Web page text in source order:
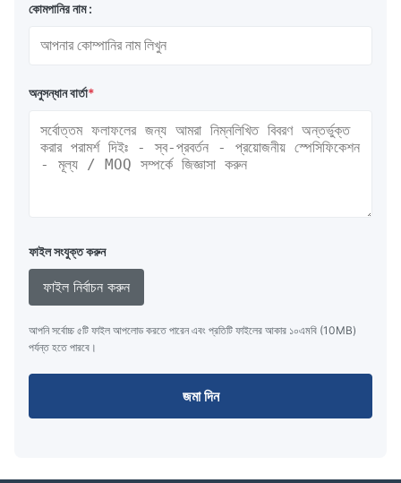
কোমপানির নাম :
অনুসন্ধান বার্তা*
ফাইল সংযুক্ত করুন
ফাইল নির্বাচন করুন
আপনি সর্বোচ্চ ৫টি ফাইল আপলোড করতে পারেন এবং প্রতিটি ফাইলের আকার ১০এমবি (10MB)
পর্যন্ত হতে পারবে।
জমা দিন